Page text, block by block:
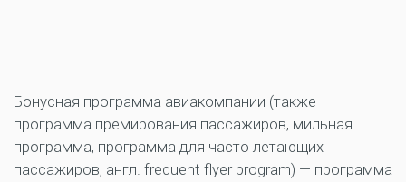
Бонусная программа авиакомпании (также
программа премирования пассажиров, мильная
программа, программа для часто летающих
пассажиров, англ. frequent flyer program) — программа